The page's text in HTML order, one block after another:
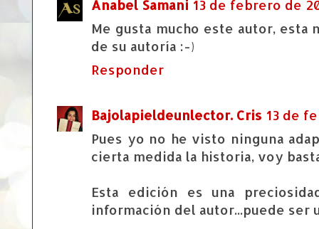
Anabel Samani 13 de febrero de
Me gusta mucho este autor,
de su autoría :-)
Responder
Bajolapieldeunlector. Cris 13 de
Pues yo no he visto ninguna
cierta medida la historia, voy
Esta edición es una
información del autor...puede ser